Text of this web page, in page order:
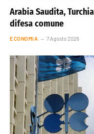
Arabia Saudita,
difesa comune
ECONOMIA 7 Agosto 2026